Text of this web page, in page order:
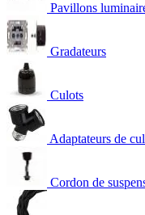
Pavillons
Gradateurs
Culots
Adaptateurs de
Cordon de